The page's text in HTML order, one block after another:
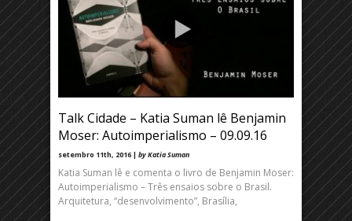
Talk Cidade – Katia Suman lê Benjamin
Moser: Autoimperialismo – 09.09.16
setembro 11th, 2016 | by Katia Suman
Katia Suman lê e comenta o livro de Benjamin Moser:
Autoimperialismo – Três ensaios sobre o Brasil.
Arquitetura, “desenvolvimento”, Brasília,